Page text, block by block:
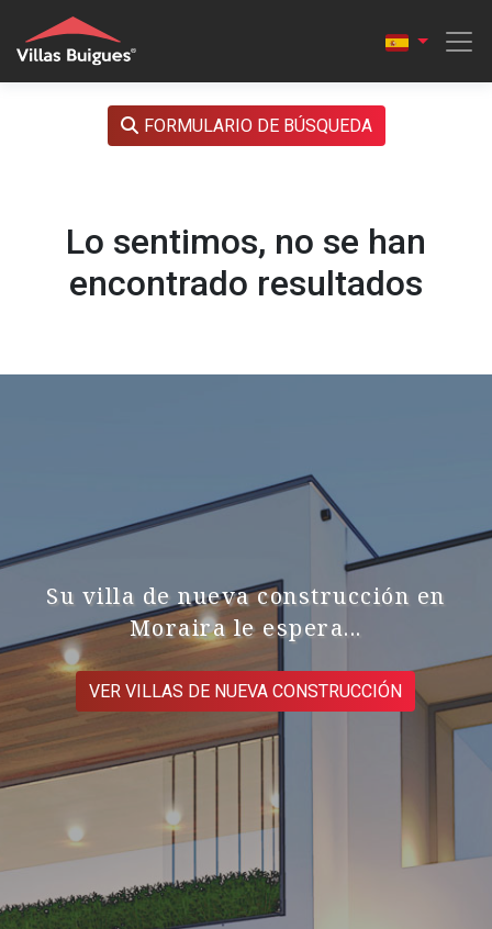
FORMULARIO DE BÚSQUEDA
Lo sentimos, no se han
encontrado resultados
Su villa de nueva construcción en
Moraira le espera...
VER VILLAS DE NUEVA CONSTRUCCIÓN